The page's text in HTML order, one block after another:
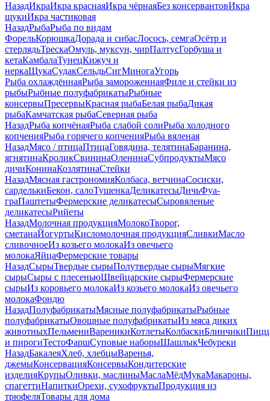
НазадИкраИкра краснаяИкра чёрнаяБез консервантовИкра
щукиИкра частиковая
НазадРыбаРыба по видам
ФорельКорюшкаДорада и сибасЛосось, семгаОсётр и
стерлядьТрескаОмуль, муксун, чирПалтусГорбуша и
кетаКамбалаТунецКижуч и
неркаЩукаСудакСельдьСигМиногаУгорь
Рыба охлаждённаяРыба замороженнаяФиле и стейки из
рыбыРыбные полуфабрикатыРыбные
консервыПресервыКрасная рыбаБелая рыбаДикая
рыбаКамчатская рыбаСеверная рыба
НазадРыба копчёнаяРыба слабой солиРыба холодного
копченияРыба горячего копченияРыба вяленая
НазадМясо / птицаПтицаГовядина, телятинаБаранина,
ягнятинаКроликСвининаОленинаСубпродуктыМясо
дичиКонинаКозлятинаСтейки
НазадМясная гастрономияКолбаса, ветчинаСосиски,
сарделькиБекон, салоТушенкаДеликатесыДичьФуа-
граПаштетыФермерские деликатесыСыровяленые
деликатесыРийеты
НазадМолочная продукцияМолокоТворог,
сметанаЙогуртыКисломолочная продукцияСливкиМасло
сливочноеИз козьего молокаИз овечьего
молокаЯйцаФермерские товары
НазадСырыТвердые сырыПолутвердые сырыМягкие
сырыСыры c плесеньюШвейцарские сырыФермерские
сырыИз коровьего молокаИз козьего молокаИз овечьего
молокаФондю
НазадПолуфабрикатыМясные полуфабрикатыРыбные
полуфабрикатыОвощные полуфабрикатыИз мяса диких
животныхПельмениВареникиКотлетыКолбаскиБлинчики
и пирогиТестоФаршСуповые наборыШашлыкЧебуреки
НазадБакалеяХлеб, хлебцыВаренья,
джемыКонсервацияКонсервыКондитерские
изделияКрупыОливки, маслиныМаслаМёдМукаМакароны,
спагеттиНапиткиОрехи, сухофруктыПродукция из
трюфеляТовары для дома